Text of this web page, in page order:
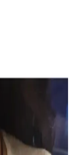
içerikleriyle
kullanılır ve
Uzun